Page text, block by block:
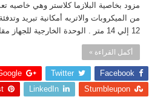
مزود بخاصية البلازما كلاستر وهي خاصيه
من الميكروبات والاتربه أمكانية تبريد
12 إلي 14 متر . الوحدة الخارجية للجهاز مقاومه للتاكل وضد …
أكمل القراءة »
Facebook
Twitter
+
Stumbleupon
LinkedIn